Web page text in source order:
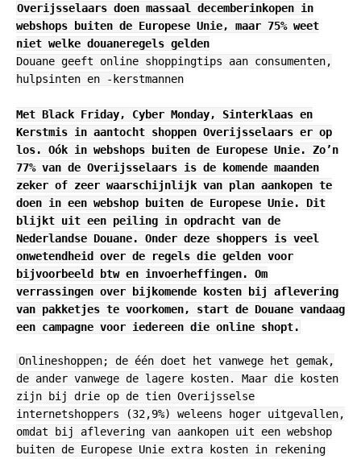
Overijsselaars doen massaal decemberinkopen in
webshops buiten de Europese Unie, maar 75% weet
niet welke douaneregels gelden
Douane geeft online shoppingtips aan consumenten,
hulpsinten en -kerstmannen
Met Black Friday, Cyber Monday, Sinterklaas en
Kerstmis in aantocht shoppen Overijsselaars er op
los. Oók in webshops buiten de Europese Unie. Zo’n
77% van de Overijsselaars is de komende maanden
zeker of zeer waarschijnlijk van plan aankopen te
doen in een webshop buiten de Europese Unie. Dit
blijkt uit een peiling in opdracht van de
Nederlandse Douane. Onder deze shoppers is veel
onwetendheid over de regels die gelden voor
bijvoorbeeld btw en invoerheffingen. Om
verrassingen over bijkomende kosten bij aflevering
van pakketjes te voorkomen, start de Douane vandaag
een campagne voor iedereen die online shopt.
Onlineshoppen; de één doet het vanwege het gemak,
de ander vanwege de lagere kosten. Maar die kosten
zijn bij drie op de tien Overijsselse
internetshoppers (32,9%) weleens hoger uitgevallen,
omdat bij aflevering van aankopen uit een webshop
buiten de Europese Unie extra kosten in rekening